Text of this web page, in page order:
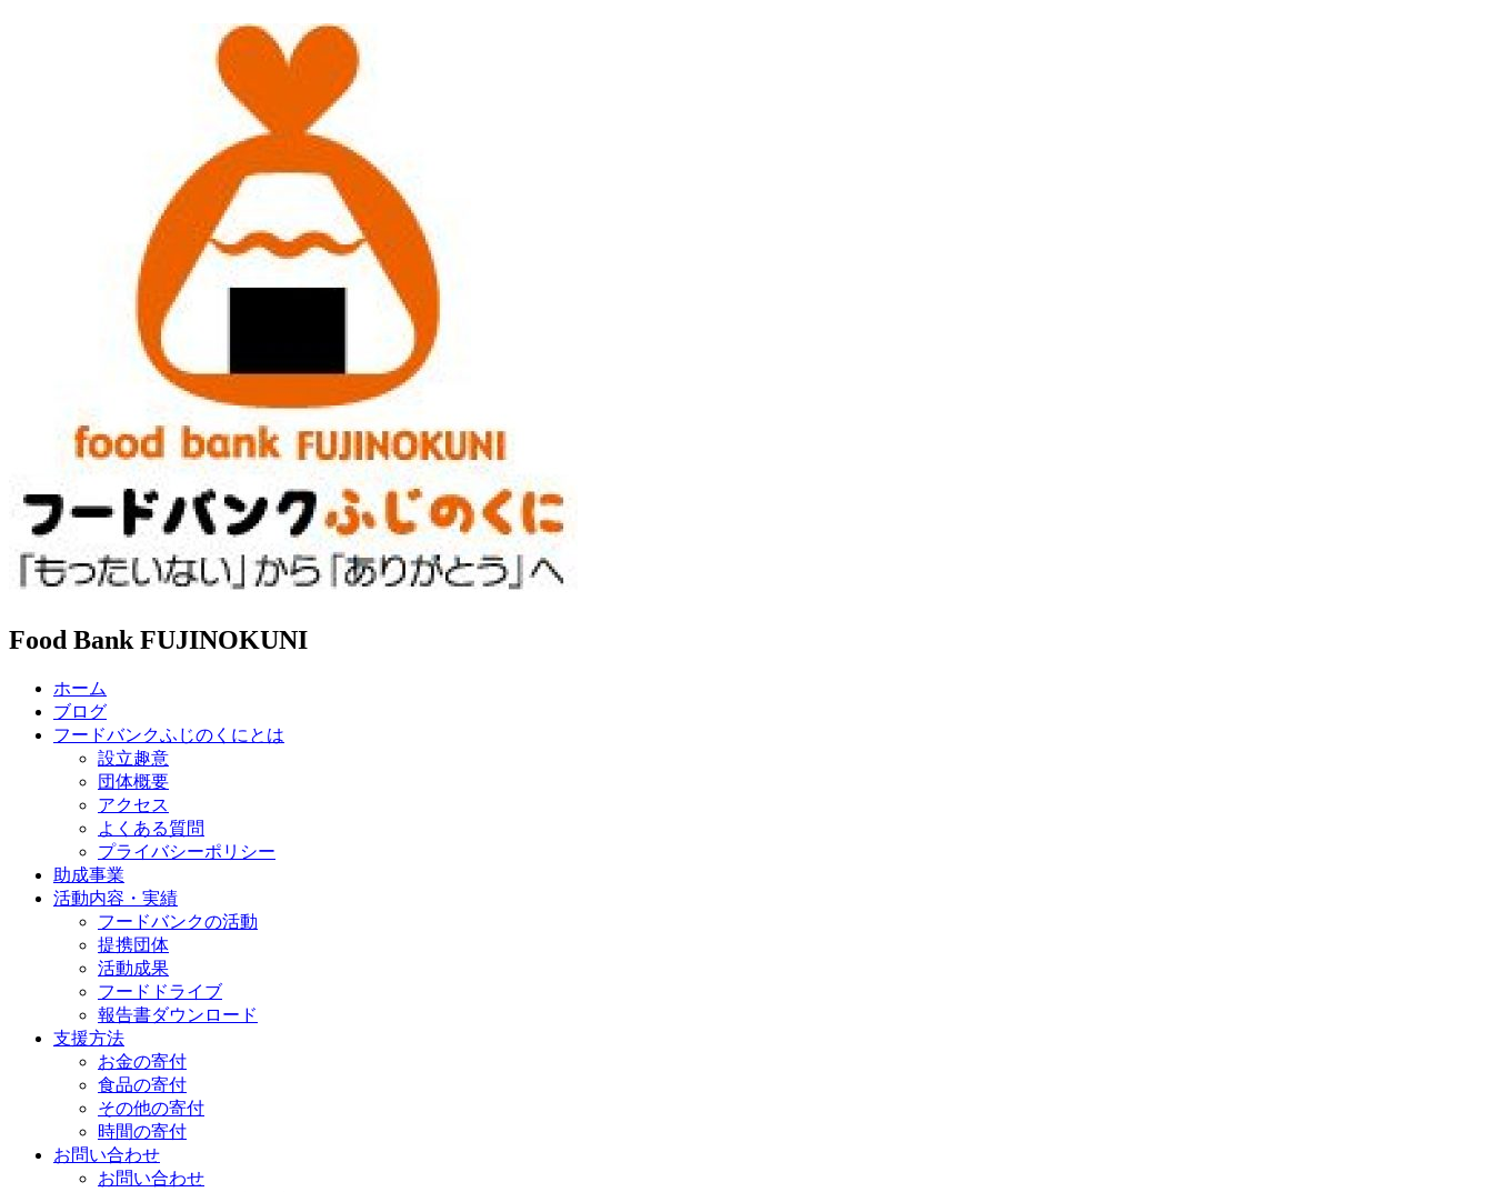
Food Bank FUJINOKUNI
ホーム
ブログ
フードバンクふじのくにとは
設立趣意
団体概要
アクセス
よくある質問
プライバシーポリシー
助成事業
活動内容・実績
フードバンクの活動
提携団体
活動成果
フードドライブ
報告書ダウンロード
支援方法
お金の寄付
食品の寄付
その他の寄付
時間の寄付
お問い合わせ
お問い合わせ